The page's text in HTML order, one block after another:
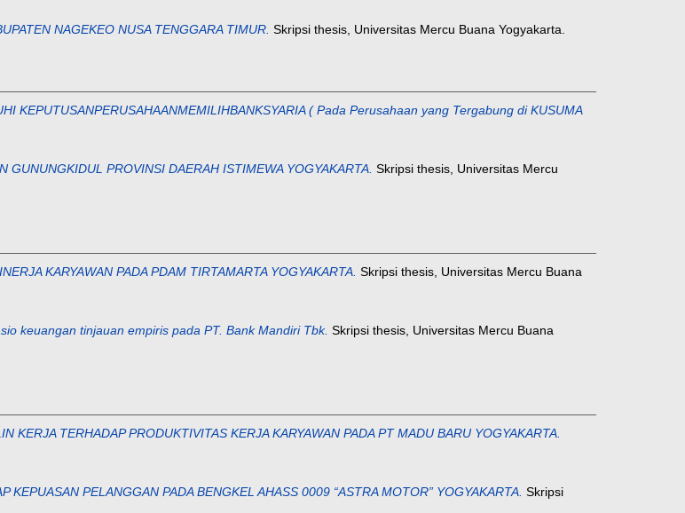
NAGEKEO NUSA TENGGARA TIMUR. Skripsi thesis, Universitas Mercu Buana Yogyakarta.
KEPUTUSANPERUSAHAANMEMILIHBANKSYARIA ( Pada Perusahaan yang Tergabung di KUSUMA
GUNUNGKIDUL PROVINSI DAERAH ISTIMEWA YOGYAKARTA. Skripsi thesis, Universitas Mercu
KARYAWAN PADA PDAM TIRTAMARTA YOGYAKARTA. Skripsi thesis, Universitas Mercu Buana
keuangan tinjauan empiris pada PT. Bank Mandiri Tbk. Skripsi thesis, Universitas Mercu Buana
KERJA TERHADAP PRODUKTIVITAS KERJA KARYAWAN PADA PT MADU BARU YOGYAKARTA.
KEPUASAN PELANGGAN PADA BENGKEL AHASS 0009 “ASTRA MOTOR” YOGYAKARTA. Skripsi